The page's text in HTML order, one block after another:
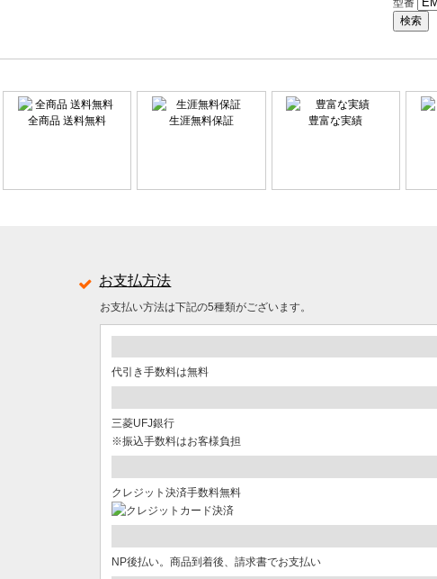
型番
全商品 送料無料 生涯無料保証 豊富な実績
お支払方法
お支払い方法は下記の5種類がございます。
代引き手数料は無料
三菱UFJ銀行
※振込手数料はお客様負担
クレジット決済手数料無料
NP後払い。商品到着後、請求書でお支払い